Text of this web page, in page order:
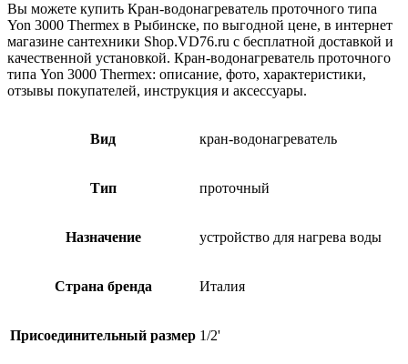
Вы можете купить Кран-водонагреватель проточного типа
Yon 3000 Thermex в Рыбинске, по выгодной цене, в интернет
магазине сантехники Shop.VD76.ru с бесплатной доставкой и
качественной установкой. Кран-водонагреватель проточного
типа Yon 3000 Thermex: описание, фото, характеристики,
отзывы покупателей, инструкция и аксессуары.
Вид кран-водонагреватель
Тип проточный
Назначение устройство для нагрева воды
Страна бренда Италия
Присоединительный размер 1/2'